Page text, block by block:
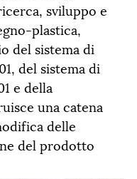
sviluppo e
plastica,
del sistema di
del sistema di
e della
una catena
delle
del prodotto